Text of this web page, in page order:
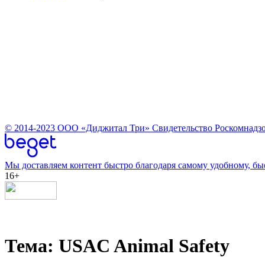
© 2014-2023 ООО «Диджитал Три» Свидетельство
Мы доставляем контент быстро благодаря самому удобному,
16+
Тема: USAC Animal Safety